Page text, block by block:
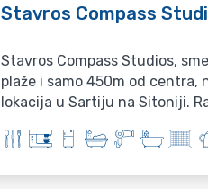
Stavros Compass
Stavros Compass Studios,
plaže i samo 450m od
lokacija u Sartiju na Sitoniji.